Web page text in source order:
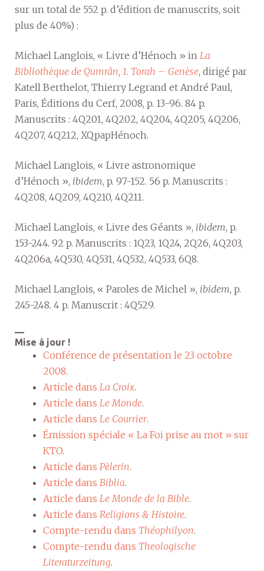
sur un total de 552 p. d’édition de manuscrits, soit
plus de 40%) :
Michael Langlois, « Livre d’Hénoch » in La
Bibliothèque de Qumrân, 1. Torah – Genèse, dirigé par
Katell Berthelot, Thierry Legrand et André Paul,
Paris, Éditions du Cerf, 2008, p. 13-96. 84 p.
Manuscrits : 4Q201, 4Q202, 4Q204, 4Q205, 4Q206,
4Q207, 4Q212, XQpapHénoch.
Michael Langlois, « Livre astronomique
d’Hénoch », ibidem, p. 97-152. 56 p. Manuscrits :
4Q208, 4Q209, 4Q210, 4Q211.
Michael Langlois, « Livre des Géants », ibidem, p.
153-244. 92 p. Manuscrits : 1Q23, 1Q24, 2Q26, 4Q203,
4Q206a, 4Q530, 4Q531, 4Q532, 4Q533, 6Q8.
Michael Langlois, « Paroles de Michel », ibidem, p.
245-248. 4 p. Manuscrit : 4Q529.
—
Mise à jour !
Conférence de présentation le 23 octobre
2008.
Article dans La Croix.
Article dans Le Monde.
Article dans Le Courrier.
Émission spéciale « La Foi prise au mot » sur
KTO.
Article dans Pèlerin.
Article dans Biblia.
Article dans Le Monde de la Bible.
Article dans Religions & Histoire.
Compte-rendu dans Théophilyon.
Compte-rendu dans Theologische
Literaturzeitung.